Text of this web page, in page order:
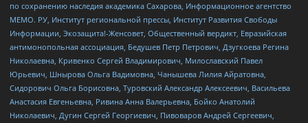
по сохранению наследия академика Сахарова, Информационное агентство
МЕМО. РУ, Институт региональной прессы, Институт Развития Свободы
Информации, Экозащита!-Женсовет, Общественный вердикт, Евразийская
антимонопольная ассоциация, Бедушев Петр Петрович, Дзугкоева Регина
Николаевна, Кривенко Сергей Владимирович, Милославский Павел
Юрьевич, Шнырова Ольга Вадимовна, Чанышева Лилия Айратовна,
Сидорович Ольга Борисовна, Туровский Александр Алексеевич, Васильева
Анастасия Евгеньевна, Ривина Анна Валерьевна, Бойко Анатолий
Николаевич, Дугин Сергей Георгиевич, Пивоваров Андрей Сергеевич,